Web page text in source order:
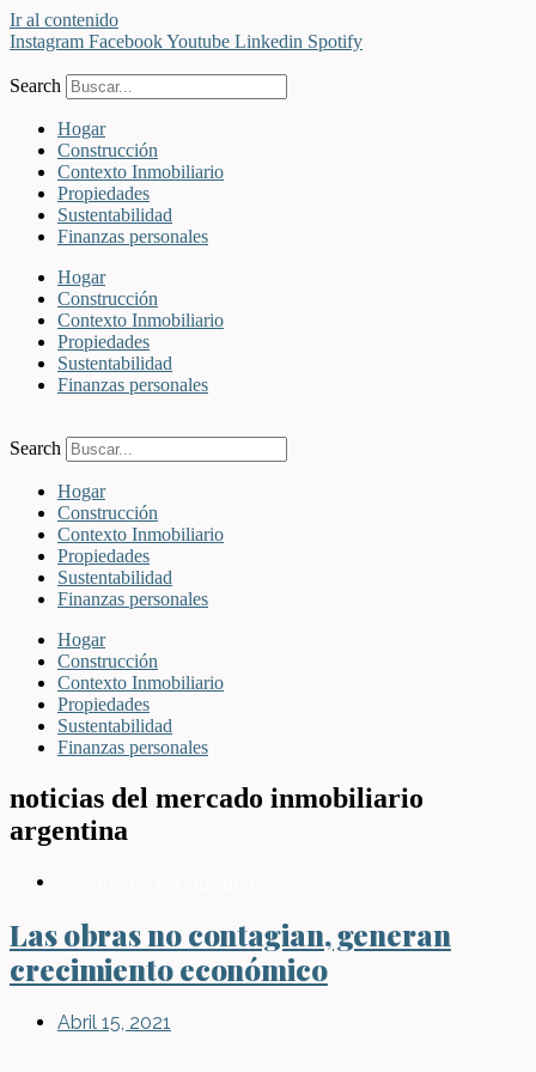
Ir al contenido
Instagram FacebookYoutube Linkedin Spotify
Search
Hogar
Construcción
Contexto Inmobiliario
Propiedades
Sustentabilidad
Finanzas personales
Hogar
Construcción
Contexto Inmobiliario
Propiedades
Sustentabilidad
Finanzas personales
Search
Hogar
Construcción
Contexto Inmobiliario
Propiedades
Sustentabilidad
Finanzas personales
Hogar
Construcción
Contexto Inmobiliario
Propiedades
Sustentabilidad
Finanzas personales
noticias del mercado inmobiliario
argentina
Las obras no contagian, generan
crecimiento económico
Abril 15, 2021